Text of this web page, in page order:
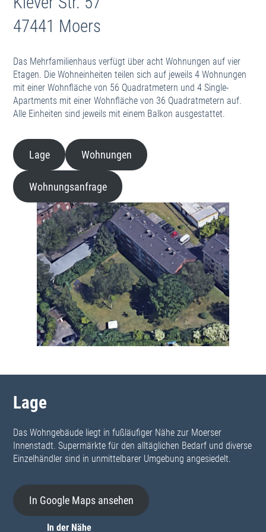
Rheinhausen
Im Kirling 3
Werbeflächen
Dokumente
Mieterselbstauskunft
Richtiges Heizen und Lüften
Informationen zur E-Rechnung
Informationen für Dienstleister
Kooperationspartner
Datenbank
IBAN
Outbank Kategorien
Wohnungsgrößen
Mietdauer (Details)
Mietdauer (Dekade)
Pressemitteilungen
Dokumenten-Archiv
Bitte wählen Sie Ihren Wohnort
Moers
Rheinhausen
Korrespondenz
Adressenliste
Mieter
Interessenten
ehemalige Mieter
Garagenmieter
Gewerbemieter
47441 Moers
Das Mehrfamilienhaus verfügt über acht Wohnungen auf vier
Etagen. Die Wohneinheiten teilen sich auf jeweils 4 Wohnungen
mit einer Wohnfläche von 56 Quadratmetern und 4 Single-
Apartments mit einer Wohnfläche von 36 Quadratmetern auf.
Alle Einheiten sind jeweils mit einem Balkon ausgestattet.
Lage Wohnungen
Wohnungsanfrage
Lage
Das Wohngebäude liegt in fußläufiger Nähe zur Moerser
Innenstadt. Supermärkte für den alltäglichen Bedarf und diverse
Einzelhändler sind in unmittelbarer Umgebung angesiedelt.
In Google Maps ansehen
In der Nähe